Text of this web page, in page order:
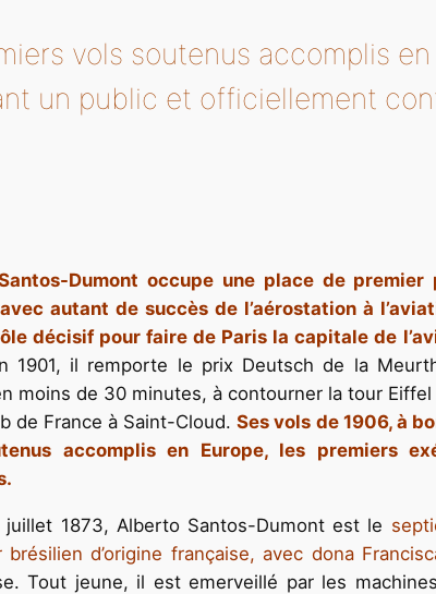
vols soutenus accomplis
un public et officiellement
Dumont occupe une place de premier
autant de succès de l’aérostation à
décisif pour faire de Paris la capitale de
1901, il remporte le prix Deutsch de la
moins de 30 minutes, à contourner la tour
de France à Saint-Cloud.Ses vols de 1906, à
accomplis en Europe, les premiers
1873, Alberto Santos-Dumont est le
brésilien d’origine française, avec dona
Tout jeune, il est emerveillé par les